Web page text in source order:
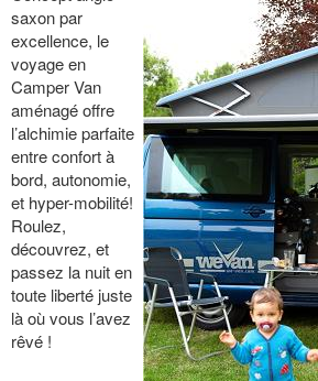
saxon par
excellence, le
voyage en
Camper Van
aménagé offre
l’alchimie parfaite
entre confort à
bord, autonomie,
et hyper-mobilité!
Roulez,
découvrez, et
passez la nuit en
toute liberté juste
là où vous l’avez
rêvé !